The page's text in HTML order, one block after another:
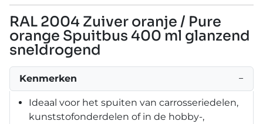
RAL 2004 Zuiver oranje / Pure
orange Spuitbus 400 ml glanzend
sneldrogend
Kenmerken −
Ideaal voor het spuiten van carrosseriedelen,
kunststofonderdelen of in de hobby-,